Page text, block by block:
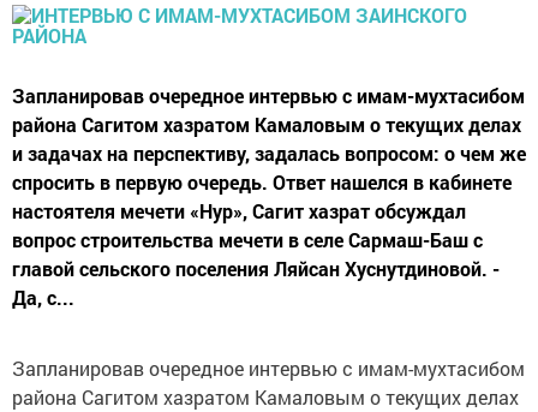
Запланировав очередное интервью с имам-мухтасибом
района Сагитом хазратом Камаловым о текущих делах
и задачах на перспективу, задалась вопросом: о чем же
спросить в первую очередь. Ответ нашелся в кабинете
настоятеля мечети «Нур», Сагит хазрат обсуждал
вопрос строительства мечети в селе Сармаш-Баш с
главой сельского поселения Ляйсан Хуснутдиновой. -
Да, с...
Запланировав очередное интервью с имам-мухтасибом
района Сагитом хазратом Камаловым о текущих делах